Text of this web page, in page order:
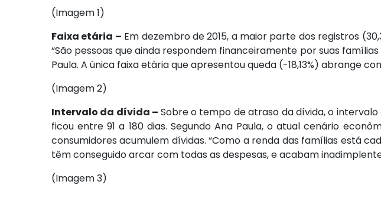
(Imagem 1)
Faixa etária – Em dezembro de 2015, a maior parte dos registros
“São pessoas que ainda respondem financeiramente por suas
Paula. A única faixa etária que apresentou queda (-18,13%) abrange
(Imagem 2)
Intervalo da dívida – Sobre o tempo de atraso da dívida, o
ficou entre 91 a 180 dias. Segundo Ana Paula, o atual cenário
consumidores acumulem dívidas. “Como a renda das famílias está
têm conseguido arcar com todas as despesas, e acabam
(Imagem 3)